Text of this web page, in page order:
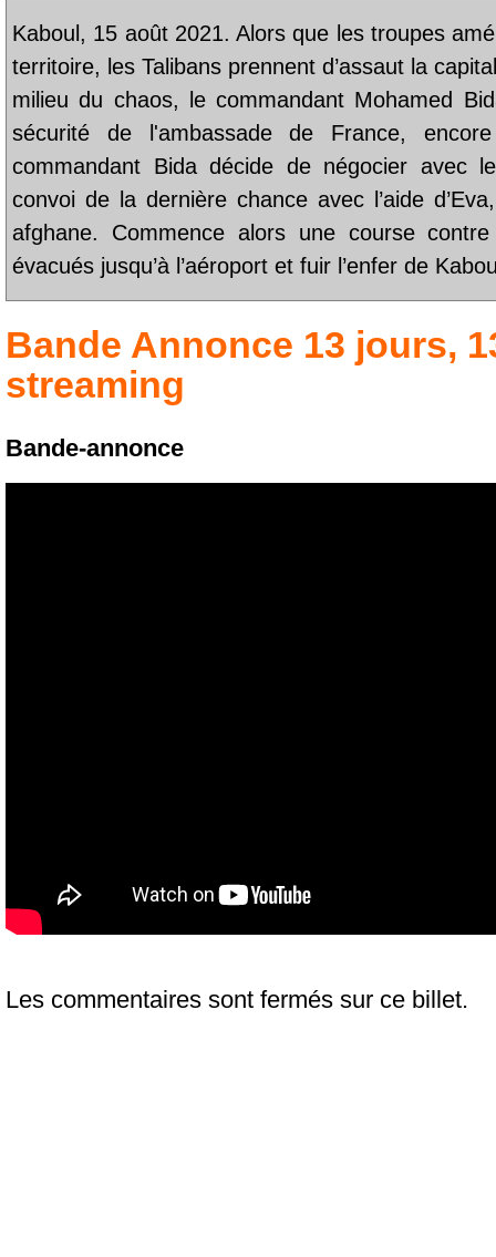
Kaboul, 15 août 2021. Alors que les troupes
territoire, les Talibans prennent d’assaut la
milieu du chaos, le commandant Mohamed
sécurité de l'ambassade de France,
commandant Bida décide de négocier avec
convoi de la dernière chance avec l’aide
afghane. Commence alors une course
évacués jusqu’à l’aéroport et fuir l’enfer de
Bande Annonce 13 jours,
streaming
Bande-annonce
Les commentaires sont fermés sur ce billet.